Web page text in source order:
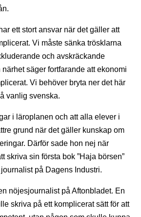
ett stort ansvar när det gäller att
Vi måste sänka trösklarna
och avskräckande
säger fortfarande att ekonomi
Vi behöver bryta ner det här
vanlig svenska.
i läroplanen och att alla elever i
grund när det gäller kunskap om
Därför sade hon nej när
skriva sin första bok ”Haja börsen”
på Dagens Industri.
nöjesjournalist på Aftonbladet. En
skriva på ett komplicerat sätt för att